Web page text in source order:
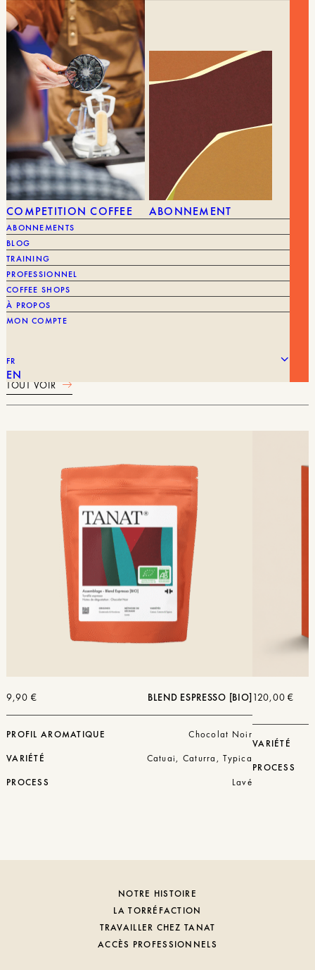
COMPETITION COFFEE ABONNEMENT
ABONNEMENTS
BLOG
TRAINING
PROFESSIONNEL
COFFEE SHOPS
À PROPOS
MON COMPTE
FR
EN
VOUS POURRIEZ AIMER AUSSI
TOUT VOIR
BLEND ESPRESSO [BIO]
9,90 €
PROFIL AROMATIQUE
Chocolat Noir
VARIÉTÉ
Catuai, Caturra, Typica
PROCESS
Lavé
120,00 €
VARIÉTÉ
PROCESS
NOTRE HISTOIRE
LA TORRÉFACTION
TRAVAILLER CHEZ TANAT
ACCÈS PROFESSIONNELS